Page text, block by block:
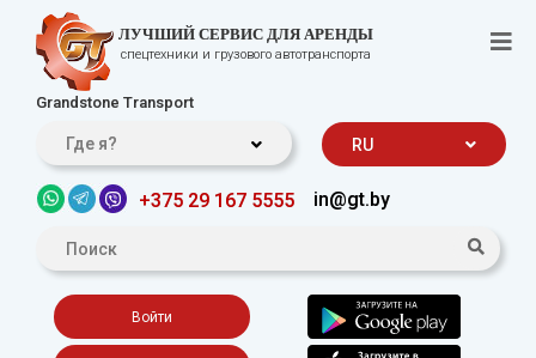
ЛУЧШИЙ СЕРВИС ДЛЯ АРЕНДЫ
спецтехники и грузового автотранспорта
Grandstone Transport
Где я? RU
+375 29 167 5555 in@gt.by
Войти